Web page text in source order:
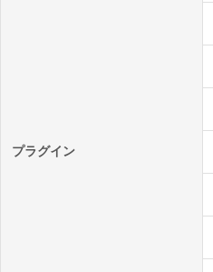
プラグイン